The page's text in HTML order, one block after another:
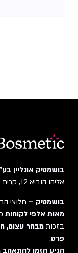
בושמטיק אונליין
אליהו הנביא 12, קרית אתא
בושמטיק – חלוצי
מאות אלפי לקוחות
בזכות מבחר עצום,
פרט.
הגיע הזמן